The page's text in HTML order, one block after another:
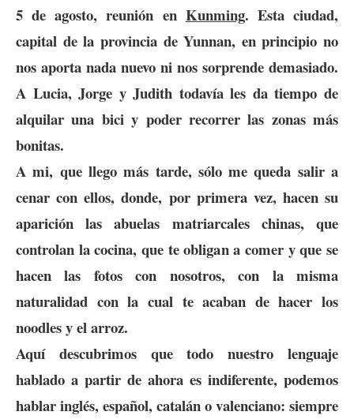
5 de agosto, reunión en Kunming. Esta ciudad,
capital de la provincia de Yunnan, en principio no
nos aporta nada nuevo ni nos sorprende demasiado.
A Lucia, Jorge y Judith todavía les da tiempo de
alquilar una bici y poder recorrer las zonas más
bonitas.
A mi, que llego más tarde, sólo me queda salir a
cenar con ellos, donde, por primera vez, hacen su
aparición las abuelas matriarcales chinas, que
controlan la cocina, que te obligan a comer y que se
hacen las fotos con nosotros, con la misma
naturalidad con la cual te acaban de hacer los
noodles y el arroz.
Aquí descubrimos que todo nuestro lenguaje
hablado a partir de ahora es indiferente, podemos
hablar inglés, español, catalán o valenciano: siempre